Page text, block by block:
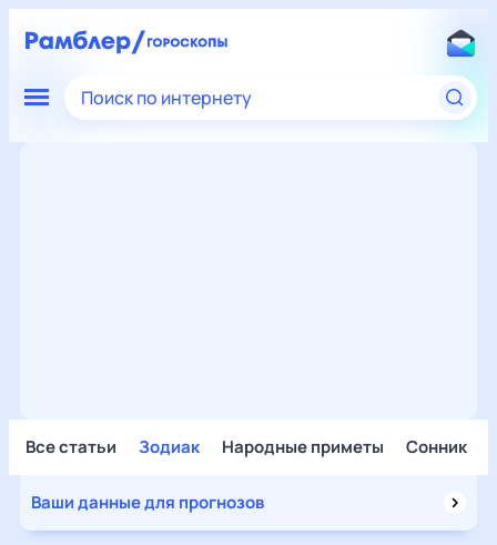
Поиск по интернету
Все статьи Зодиак Народные приметы Сонник
Ваши данные для прогнозов